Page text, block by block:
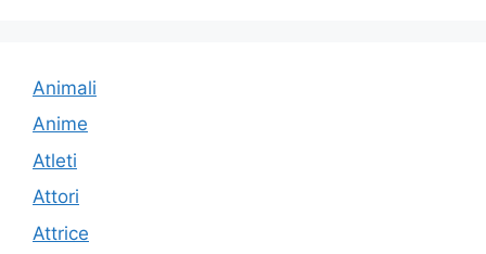
Animali
Anime
Atleti
Attori
Attrice